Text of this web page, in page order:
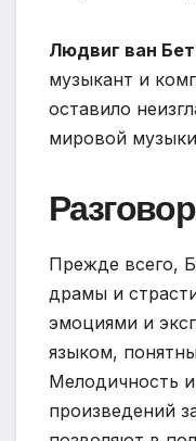
Людвиг ван
музыкант и
оставило
мировой
Прежде всего,
драмы и
эмоциями и
языком,
Мелодичность
произведений